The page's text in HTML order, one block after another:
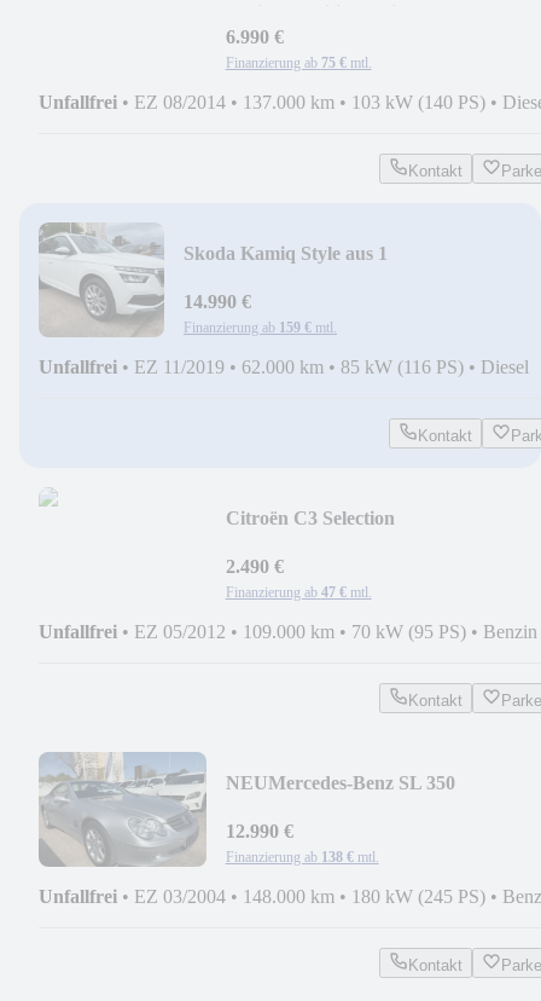
6.990 €
Finanzierung ab 75 € mtl.
Unfallfrei • EZ 08/2014 • 137.000 km • 103 kW (140 PS) •
Kontakt
Skoda Kamiq Style aus 1
14.990 €
Finanzierung ab 159 € mtl.
Unfallfrei • EZ 11/2019 • 62.000 km • 85 kW (116 PS) • Diesel
Kontakt
Citroën C3 Selection
2.490 €
Finanzierung ab 47 € mtl.
Unfallfrei • EZ 05/2012 • 109.000 km • 70 kW (95 PS) • Benzin
Kontakt
NEUMercedes-Benz SL 350
12.990 €
Finanzierung ab 138 € mtl.
Unfallfrei • EZ 03/2004 • 148.000 km • 180 kW (245 PS) •
Kontakt